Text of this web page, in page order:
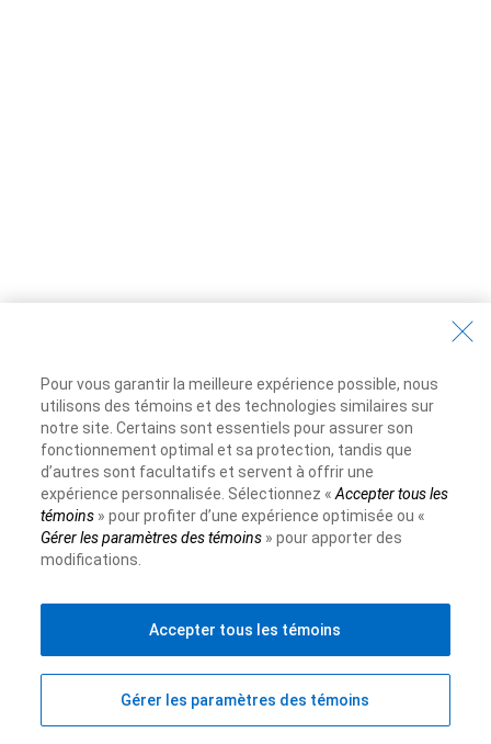
Pour vous garantir la meilleure expérience possible, nous
utilisons des témoins et des technologies similaires sur
notre site. Certains sont essentiels pour assurer son
fonctionnement optimal et sa protection, tandis que
d’autres sont facultatifs et servent à offrir une
expérience personnalisée. Sélectionnez « Accepter tous les
témoins» pour profiter d’une expérience optimisée ou «
Gérer les paramètres des témoins» pour apporter des
modifications.
Gérer les paramètres des témoins
Accepter tous les témoins